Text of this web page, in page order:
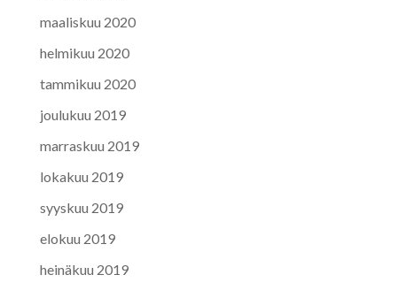
maaliskuu 2020
helmikuu 2020
tammikuu 2020
joulukuu 2019
marraskuu 2019
lokakuu 2019
syyskuu 2019
elokuu 2019
heinäkuu 2019